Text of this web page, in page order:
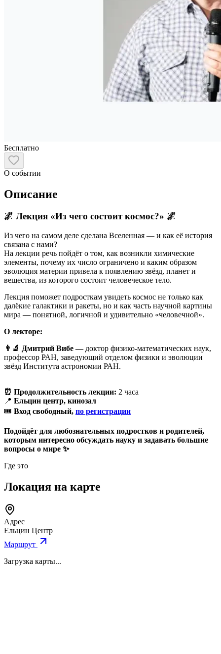
Бесплатно
О событии
Описание
🌌 Лекция «Из чего состоит космос?» 🌌
Из чего на самом деле сделана Вселенная — и как её история
связана с нами?
На лекции речь пойдёт о том, как возникли химические
элементы, почему их число ограничено и каким образом
эволюция материи привела к появлению звёзд, планет и
вещества, из которого состоит человеческое тело.
Лекция поможет подросткам увидеть космос не только как
далёкие галактики и ракеты, но и как часть научной картины
мира — понятной, логичной и удивительно «человечной».
О лекторе:
👨‍🔬 Дмитрий Вибе — доктор физико-математических наук,
профессор РАН, заведующий отделом физики и эволюции
звёзд Института астрономии РАН.
⏰ Продолжительность лекции: 2 часа
📍 Ельцин центр, кинозал
🎟 Вход свободный, по регистрации
Подойдёт для любознательных подростков и родителей,
которым интересно обсуждать науку и задавать большие
вопросы о мире ✨
Где это
Локация на карте
Адрес
Ельцин Центр
Маршрут
Загрузка карты...